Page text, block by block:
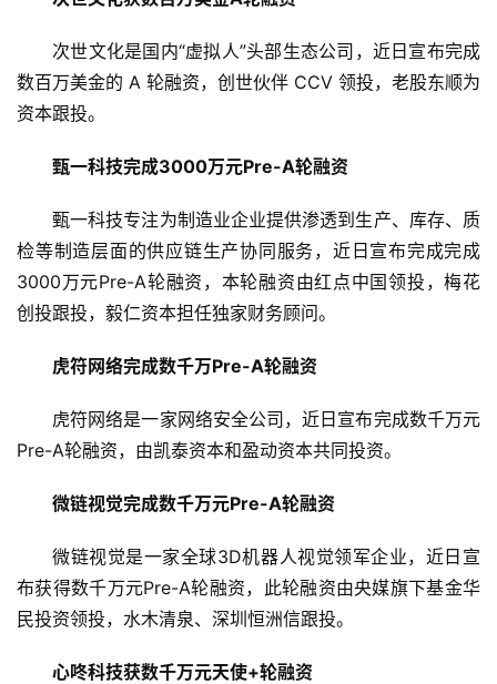
次世文化是国内“虚拟人”头部生态公司，近日宣布完成
数百万美金的 A 轮融资，创世伙伴 CCV 领投，老股东顺为
资本跟投。
甄一科技完成3000万元Pre-A轮融资
甄一科技专注为制造业企业提供渗透到生产、库存、质
检等制造层面的供应链生产协同服务，近日宣布完成完成
3000万元Pre-A轮融资，本轮融资由红点中国领投，梅花
创投跟投，毅仁资本担任独家财务顾问。
虎符网络完成数千万Pre-A轮融资
虎符网络是一家网络安全公司，近日宣布完成数千万元
Pre-A轮融资，由凯泰资本和盈动资本共同投资。
微链视觉完成数千万元Pre-A轮融资
微链视觉是一家全球3D机器人视觉领军企业，近日宣
布获得数千万元Pre-A轮融资，此轮融资由央媒旗下基金华
民投资领投，水木清泉、深圳恒洲信跟投。
心咚科技获数千万元天使+轮融资